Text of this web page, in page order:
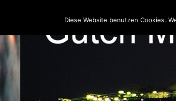
Diese Website benutzen Cookies.